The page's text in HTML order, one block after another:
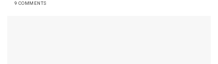
9 COMMENTS